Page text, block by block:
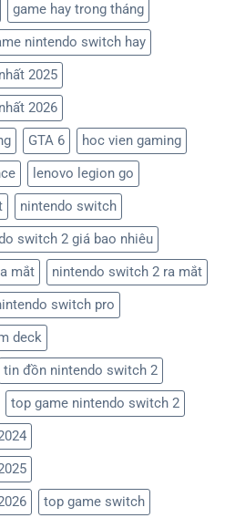
game hay trong tháng
nintendo switch hay
2025
2026
GTA 6
hoc vien gaming
lenovo legion go
nintendo switch
switch 2 giá bao nhiêu
mắt
nintendo switch 2 ra mắt
switch pro
deck
tin đồn nintendo switch 2
top game nintendo switch 2
top game switch